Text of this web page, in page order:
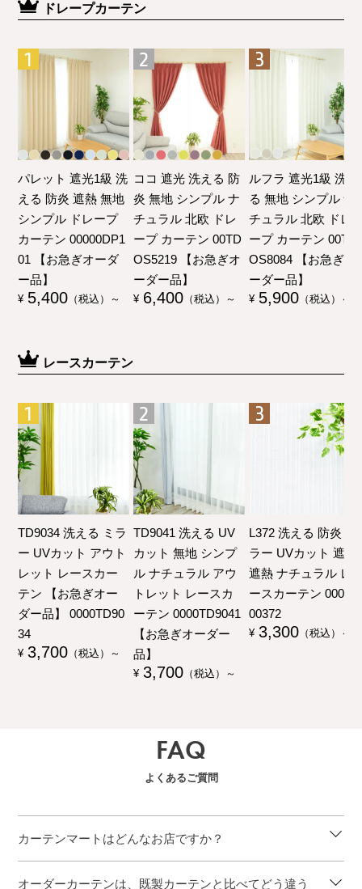
ドレープカーテン
パレット 遮光1級 洗
える 防炎 遮熱 無地
シンプル ドレープ
カーテン 00000DP1
01 【お急ぎオーダ
ー品】
¥ 5,400 （税込）～
ココ 遮光 洗える 防
炎 無地 シンプル ナ
チュラル 北欧 ドレ
ープ カーテン 00TD
OS5219 【お急ぎオ
ーダー品】
¥ 6,400 （税込）～
ルフラ 遮光1級 洗え
る 無地 シンプル ナ
チュラル 北欧 ドレ
ープ カーテン 00TD
OS8084 【お急ぎオ
ーダー品】
¥ 5,900 （税込）～
レースカーテン
TD9034 洗える ミラ
ー UVカット アウト
レット レースカー
テン 【お急ぎオー
ダー品】 0000TD90
34
¥ 3,700 （税込）～
TD9041 洗える UV
カット 無地 シンプ
ル ナチュラル アウ
トレット レースカ
ーテン 0000TD9041
【お急ぎオーダー
品】
¥ 3,700 （税込）～
L372 洗える 防炎 ミ
ラー UVカット 遮像
遮熱 ナチュラル レ
ースカーテン 00000
00372
¥ 3,300 （税込）～
FAQ
よくあるご質問
カーテンマートはどんなお店ですか？
オーダーカーテンは、既製カーテンと比べてどう違う